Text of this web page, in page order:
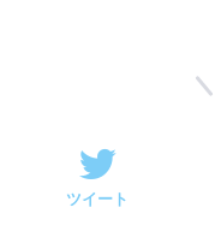
ツイート